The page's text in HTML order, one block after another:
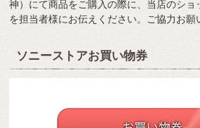
神）にて商品をご購入の際に、当店のショ
を担当者様にお伝えください。ご協力お願
ソニーストアお買い物券